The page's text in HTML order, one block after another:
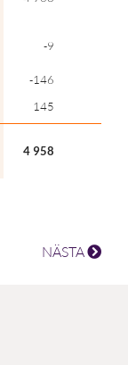
-9
-146
145
4 958
NÄSTA